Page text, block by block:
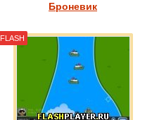
Броневик
FLASH